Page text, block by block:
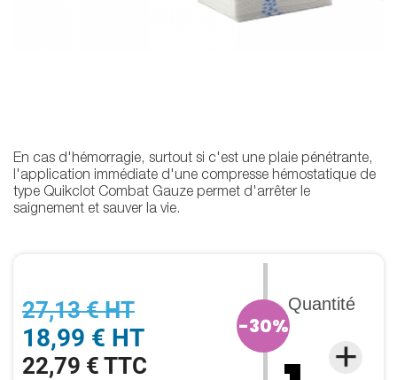
27,13 € HT
18,99 € HT
22,79 € TTC
-30%
Quantité
En cas d'hémorragie, surtout si c'est une plaie pénétrante,
l'application immédiate d'une compresse hémostatique de
type Quikclot Combat Gauze permet d'arrêter le
saignement et sauver la vie.